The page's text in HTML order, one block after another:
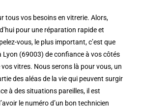
tous vos besoins en vitrerie. Alors,
pour une réparation rapide et
vous, le plus important, c’est que
Lyon (69003) de confiance à vos côtés
vitres. Nous serons là pour vous, un
des aléas de la vie qui peuvent surgir
à des situations pareilles, il est
le numéro d’un bon technicien